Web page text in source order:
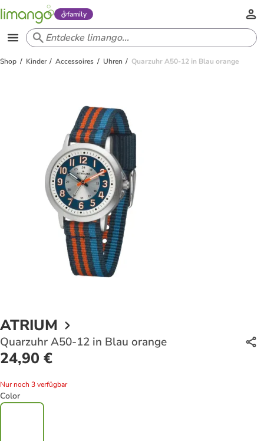
family
Shop Kinder Accessoires Uhren Quarzuhr A50-12 in Blau orange
ATRIUM
Quarzuhr A50-12 in Blau orange
24,90 €
Nur noch 3 verfügbar
Color